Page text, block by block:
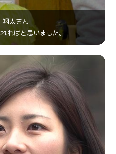
太さん
ればと思いました。